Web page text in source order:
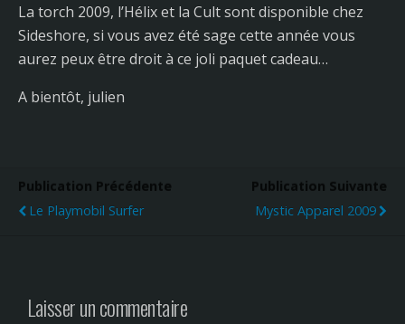
La torch 2009, l’Hélix et la Cult sont disponible chez
Sideshore, si vous avez été sage cette année vous
aurez peux être droit à ce joli paquet cadeau…
A bientôt, julien
Publication Précédente
Le Playmobil Surfer
Publication Suivante
Mystic Apparel 2009
Laisser un commentaire